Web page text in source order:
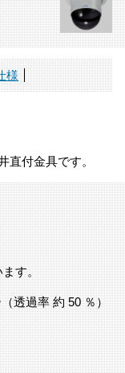
様
直付金具です。
ます。
透過率 約 50 ％）